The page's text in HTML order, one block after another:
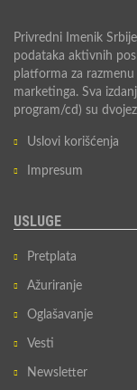
Privredni Imenik
podataka aktivnih
platforma za
marketinga. Sva
program/cd) su
Uslovi korišćenja
Impresum
USLUGE
Pretplata
Ažuriranje
Oglašavanje
Vesti
Newsletter